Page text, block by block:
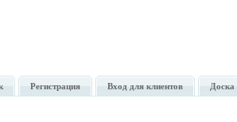
Регистрация Вход для клиентов Доска